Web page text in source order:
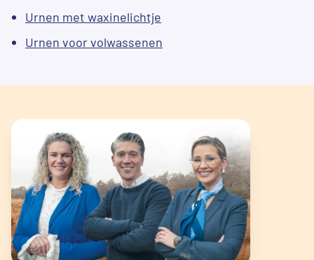
Urnen met waxinelichtje
Urnen voor volwassenen